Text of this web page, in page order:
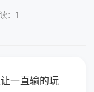
：1
一直输的玩